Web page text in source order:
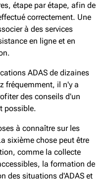
étape par étape, afin de
correctement. Une
à des services
en ligne et en
ADAS de dizaines
fréquemment, il n'y a
des conseils d'un
possible.
à connaître sur les
sixième chose peut être
comme la collecte
la formation de
des situations d'ADAS et